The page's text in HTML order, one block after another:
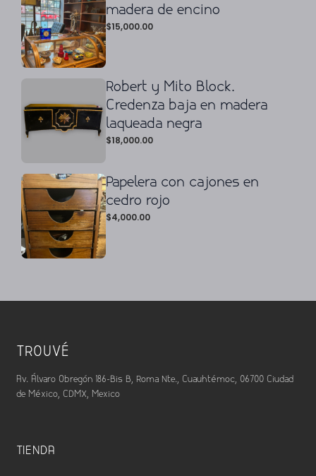
madera de encino
$15,000.00
Robert y Mito Block.
Credenza baja en madera
laqueada negra
$18,000.00
Papelera con cajones en
cedro rojo
$4,000.00
TROUVÉ
Av. Álvaro Obregón 186-Bis B, Roma Nte., Cuauhtémoc, 06700 Ciudad
de México, CDMX, Mexico
TIENDA